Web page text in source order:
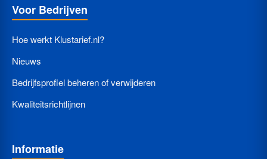
Voor Bedrijven
Hoe werkt Klustarief.nl?
Nieuws
Bedrijfsprofiel beheren of verwijderen
Kwaliteitsrichtlijnen
Informatie